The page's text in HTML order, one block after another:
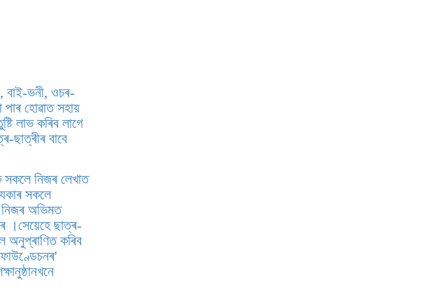
বাই-ভনী, ওচৰ-
পাৰ হোৱাত সহায়
লাভ কৰিব লাগে
ছাত্ৰীৰ বাবে
সকলে নিজৰ লেখাত
সকলে
নিজৰ অভিমত
।সেয়েহে ছাত্ৰ-
অনুপ্ৰাণিত কৰিব